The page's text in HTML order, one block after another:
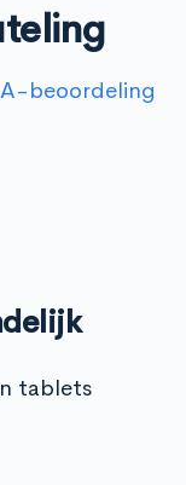
A-beoordeling
tablets